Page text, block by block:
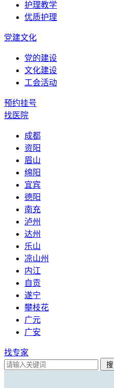
护理教学
优质护理
党建文化
党的建设
文化建设
工会活动
预约挂号
找医院
成都
资阳
眉山
绵阳
宜宾
德阳
南充
泸州
达州
乐山
凉山州
内江
自贡
遂宁
攀枝花
广元
广安
找专家
搜